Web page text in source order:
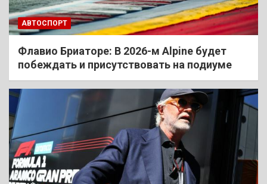
АВТОСПОРТ
Флавио Бриаторе: В 2026-м Alpine будет
побеждать и присутствовать на подиуме